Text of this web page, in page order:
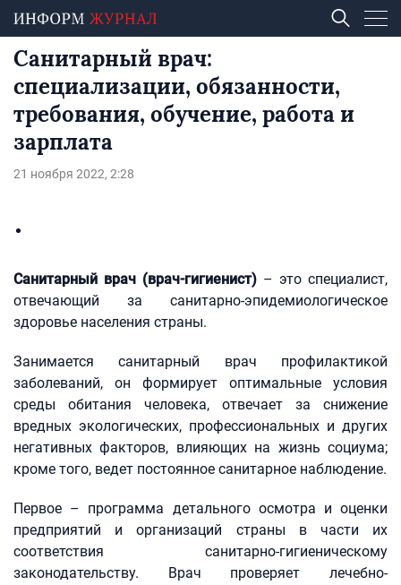
Санитарный врач:
специализации, обязанности,
требования, обучение, работа и
зарплата
21 ноября 2022, 2:28
Санитарный врач (врач-гигиенист) – это специалист,
отвечающий за санитарно-эпидемиологическое
здоровье населения страны.
Занимается санитарный врач профилактикой
заболеваний, он формирует оптимальные условия
среды обитания человека, отвечает за снижение
вредных экологических, профессиональных и других
негативных факторов, влияющих на жизнь социума;
кроме того, ведет постоянное санитарное наблюдение.
Первое – программа детального осмотра и оценки
предприятий и организаций страны в части их
соответствия санитарно-гигиеническому
законодательству. Врач проверяет лечебно-